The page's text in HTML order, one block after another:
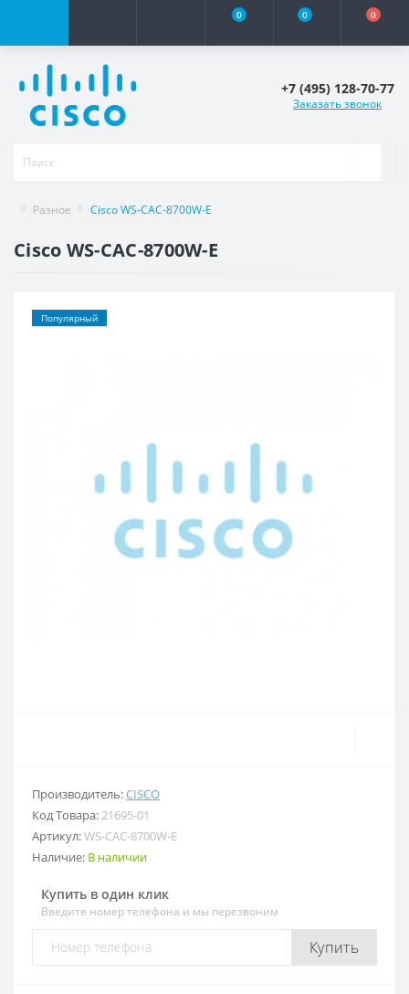
0 0 0
+7 (495) 128-70-77
Заказать звонок
Разное Cisco WS-CAC-8700W-E
Cisco WS-CAC-8700W-E
Популярный
Производитель:CISCO
Код Товара:21695-01
Артикул:WS-CAC-8700W-E
Наличие: В наличии
Купить в один клик
Введите номер телефона и мы перезвоним
Купить